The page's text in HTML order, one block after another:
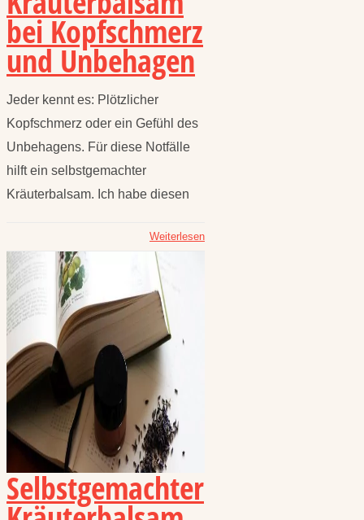
bei Kopfschmerz
und Unbehagen
Jeder kennt es: Plötzlicher
Kopfschmerz oder ein Gefühl des
Unbehagens. Für diese Notfälle
hilft ein selbstgemachter
Kräuterbalsam. Ich habe diesen
Weiterlesen
Selbstgemachter